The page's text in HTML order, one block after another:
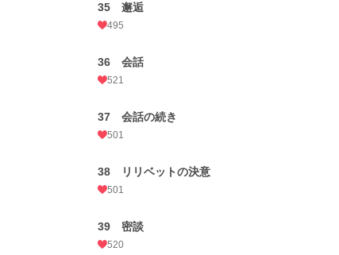
35 邂逅
495
36 会話
521
37 会話の続き
501
38 リリベットの決意
501
39 密談
520